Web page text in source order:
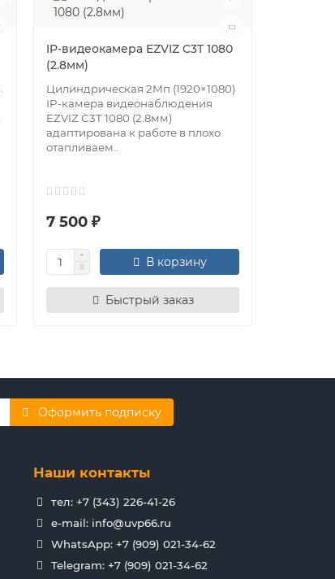
IP-видеокамера EZVIZ C3T 1080
(2.8мм)
Цилиндрическая 2Мп (1920×1080)
IP-камера видеонаблюдения
EZVIZ C3T 1080 (2.8мм)
адаптирована к работе в плохо
отапливаем..
7 500 ₽
В корзину
Быстрый заказ
Оформить подписку
Наши контакты
тел: +7 (343) 226-41-26
e-mail: info@uvp66.ru
WhatsApp: +7 (909) 021-34-62
Telegram: +7 (909) 021-34-62